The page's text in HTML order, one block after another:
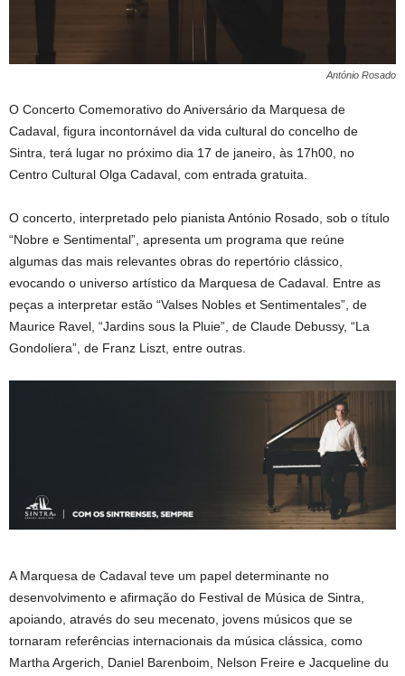
António Rosado
O Concerto Comemorativo do Aniversário da Marquesa de
Cadaval, figura incontornável da vida cultural do concelho de
Sintra, terá lugar no próximo dia 17 de janeiro, às 17h00, no
Centro Cultural Olga Cadaval, com entrada gratuita.
O concerto, interpretado pelo pianista António Rosado, sob o título
“Nobre e Sentimental”, apresenta um programa que reúne
algumas das mais relevantes obras do repertório clássico,
evocando o universo artístico da Marquesa de Cadaval. Entre as
peças a interpretar estão “Valses Nobles et Sentimentales”, de
Maurice Ravel, “Jardins sous la Pluie”, de Claude Debussy, “La
Gondoliera”, de Franz Liszt, entre outras.
A Marquesa de Cadaval teve um papel determinante no
desenvolvimento e afirmação do Festival de Música de Sintra,
apoiando, através do seu mecenato, jovens músicos que se
tornaram referências internacionais da música clássica, como
Martha Argerich, Daniel Barenboim, Nelson Freire e Jacqueline du